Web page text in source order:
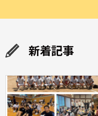
新着記事